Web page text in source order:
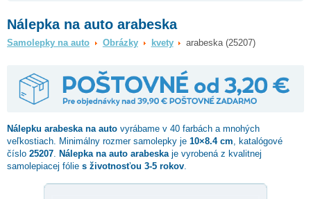
Nálepka na auto arabeska
Samolepky na auto Obrázky kvety arabeska (25207)
Nálepku arabeska na auto vyrábame v 40 farbách a mnohých
veľkostiach. Minimálny rozmer samolepky je 10×8.4 cm , katalógové
číslo 25207 Nálepka na auto arabeska je vyrobená z kvalitnej
samolepiacej fólie s životnosťou 3-5 rokov